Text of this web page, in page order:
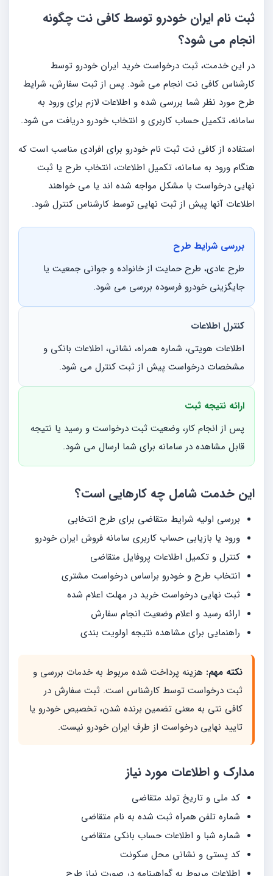
ثبت نام ایران خودرو توسط کافی نت چگونه
انجام می شود؟
در این خدمت، ثبت درخواست خرید ایران خودرو توسط
کارشناس کافی نت انجام می شود. پس از ثبت سفارش، شرایط
طرح مورد نظر شما بررسی شده و اطلاعات لازم برای ورود به
سامانه، تکمیل حساب کاربری و انتخاب خودرو دریافت می شود.
استفاده از کافی نت ثبت نام خودرو برای افرادی مناسب است که
هنگام ورود به سامانه، تکمیل اطلاعات، انتخاب طرح یا ثبت
نهایی درخواست با مشکل مواجه شده اند یا می خواهند
اطلاعات آنها پیش از ثبت نهایی توسط کارشناس کنترل شود.
بررسی شرایط طرح
طرح عادی، طرح حمایت از خانواده و جوانی جمعیت یا
جایگزینی خودرو فرسوده بررسی می شود.
کنترل اطلاعات
اطلاعات هویتی، شماره همراه، نشانی، اطلاعات بانکی و
مشخصات درخواست پیش از ثبت کنترل می شود.
ارائه نتیجه ثبت
پس از انجام کار، وضعیت ثبت درخواست و رسید یا نتیجه
قابل مشاهده در سامانه برای شما ارسال می شود.
این خدمت شامل چه کارهایی است؟
بررسی اولیه شرایط متقاضی برای طرح انتخابی
ورود یا بازیابی حساب کاربری سامانه فروش ایران خودرو
کنترل و تکمیل اطلاعات پروفایل متقاضی
انتخاب طرح و خودرو براساس درخواست مشتری
ثبت نهایی درخواست خرید در مهلت اعلام شده
ارائه رسید و اعلام وضعیت انجام سفارش
راهنمایی برای مشاهده نتیجه اولویت بندی
نکته مهم: هزینه پرداخت شده مربوط به خدمات بررسی و
ثبت درخواست توسط کارشناس است. ثبت سفارش در
کافی نتی به معنی تضمین برنده شدن، تخصیص خودرو یا
تایید نهایی درخواست از طرف ایران خودرو نیست.
مدارک و اطلاعات مورد نیاز
کد ملی و تاریخ تولد متقاضی
شماره تلفن همراه ثبت شده به نام متقاضی
شماره شبا و اطلاعات حساب بانکی متقاضی
کد پستی و نشانی محل سکونت